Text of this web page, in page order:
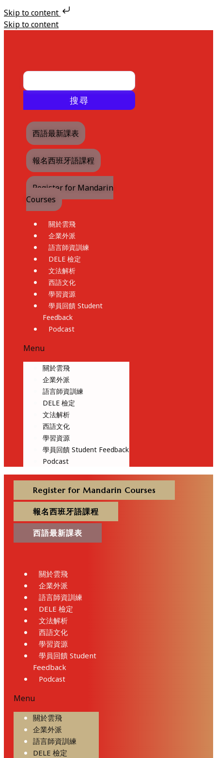
Skip to content
Skip to content
搜尋
西語最新課表
報名西班牙語課程
Register for Mandarin
Courses
關於雲飛
企業外派
語言師資訓練
DELE 檢定
文法解析
西語文化
學習資源
學員回饋 Student
Feedback
Podcast
Menu
關於雲飛
企業外派
語言師資訓練
DELE 檢定
文法解析
西語文化
學習資源
學員回饋 Student Feedback
Podcast
Register for Mandarin Courses
報名西班牙語課程
西語最新課表
關於雲飛
企業外派
語言師資訓練
DELE 檢定
文法解析
西語文化
學習資源
學員回饋 Student
Feedback
Podcast
Menu
關於雲飛
企業外派
語言師資訓練
DELE 檢定